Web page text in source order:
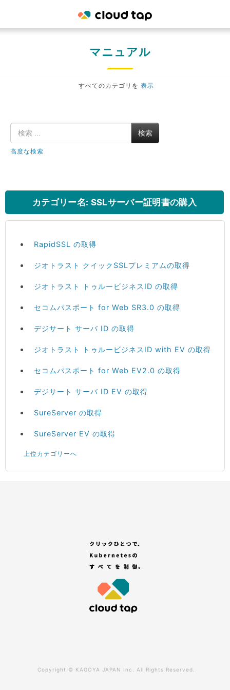
マニュアル
すべてのカテゴリを 表示
検索
高度な検索
カテゴリー名: SSLサーバー証明書の購入
RapidSSL の取得
ジオトラスト クイックSSLプレミアムの取得
ジオトラスト トゥルービジネスID の取得
セコムパスポート for Web SR3.0 の取得
デジサート サーバ ID の取得
ジオトラスト トゥルービジネスID with EV の取得
セコムパスポート for Web EV2.0 の取得
デジサート サーバ ID EV の取得
SureServer の取得
SureServer EV の取得
上位カテゴリーへ
Copyright © KAGOYA JAPAN Inc. All Rights Reserved.